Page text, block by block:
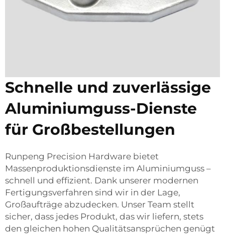
Schnelle und zuverlässige
Aluminiumguss-Dienste
für Großbestellungen
Runpeng Precision Hardware bietet
Massenproduktionsdienste im Aluminiumguss –
schnell und effizient. Dank unserer modernen
Fertigungsverfahren sind wir in der Lage,
Großaufträge abzudecken. Unser Team stellt
sicher, dass jedes Produkt, das wir liefern, stets
den gleichen hohen Qualitätsansprüchen genügt